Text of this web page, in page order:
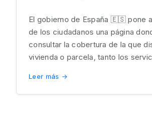
El gobierno de España 🇪🇸 pone
de los ciudadanos una página
consultar la cobertura de la que
vivienda o parcela, tanto los
Leer más →